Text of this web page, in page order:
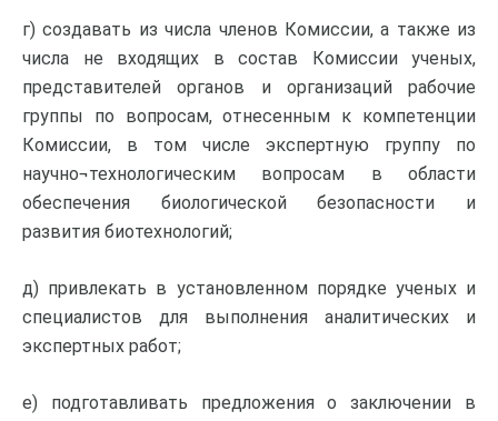
г) создавать из числа членов Комиссии, а также из
числа не входящих в состав Комиссии ученых,
представителей органов и организаций рабочие
группы по вопросам, отнесенным к компетенции
Комиссии, в том числе экспертную группу по
научно¬технологическим вопросам в области
обеспечения биологической безопасности и
развития биотехнологий;
д) привлекать в установленном порядке ученых и
специалистов для выполнения аналитических и
экспертных работ;
е) подготавливать предложения о заключении в